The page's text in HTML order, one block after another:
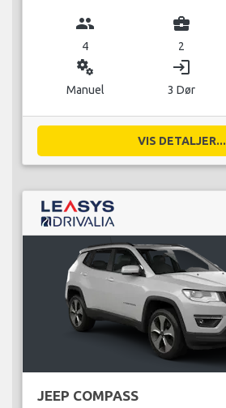
group
4
business_center
2
miscellaneous_services
Manuel
login
3 Dør
VIS DETALJER...
JEEP COMPASS